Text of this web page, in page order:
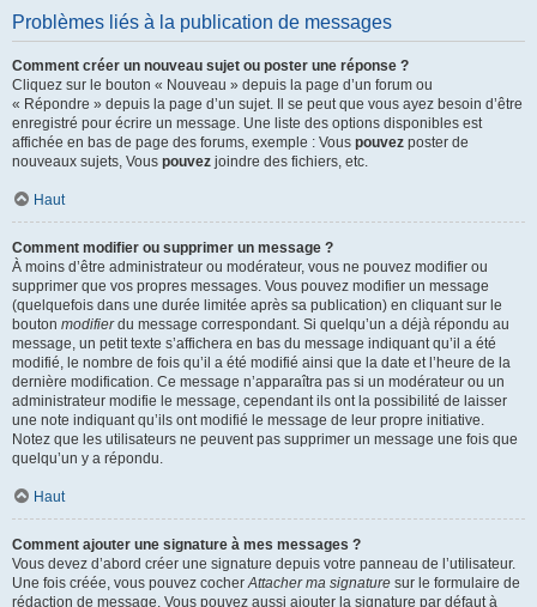
Problèmes liés à la publication de messages
Comment créer un nouveau sujet ou poster une réponse ?
Cliquez sur le bouton « Nouveau » depuis la page d’un forum ou
« Répondre » depuis la page d’un sujet. Il se peut que vous ayez besoin d’être
enregistré pour écrire un message. Une liste des options disponibles est
affichée en bas de page des forums, exemple : Vous pouvez poster de
nouveaux sujets, Vous pouvez joindre des fichiers, etc.
Haut
Comment modifier ou supprimer un message ?
À moins d’être administrateur ou modérateur, vous ne pouvez modifier ou
supprimer que vos propres messages. Vous pouvez modifier un message
(quelquefois dans une durée limitée après sa publication) en cliquant sur le
bouton modifierdu message correspondant. Si quelqu’un a déjà répondu au
message, un petit texte s’affichera en bas du message indiquant qu’il a été
modifié, le nombre de fois qu’il a été modifié ainsi que la date et l’heure de la
dernière modification. Ce message n’apparaîtra pas si un modérateur ou un
administrateur modifie le message, cependant ils ont la possibilité de laisser
une note indiquant qu’ils ont modifié le message de leur propre initiative.
Notez que les utilisateurs ne peuvent pas supprimer un message une fois que
quelqu’un y a répondu.
Haut
Comment ajouter une signature à mes messages ?
Vous devez d’abord créer une signature depuis votre panneau de l’utilisateur.
Une fois créée, vous pouvez cocherAttacher ma signature sur le formulaire de
rédaction de message. Vous pouvez aussi ajouter la signature par défaut à